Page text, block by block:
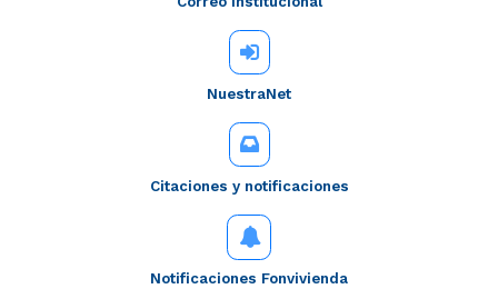
NuestraNet
Citaciones y notificaciones
Notificaciones Fonvivienda